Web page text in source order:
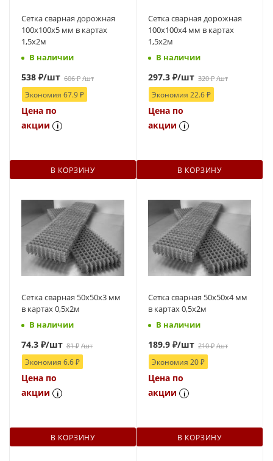
Сетка сварная дорожная
100х100х5 мм в картах
1,5х2м
В наличии
606₽ /шт
538 ₽/шт
Экономия 67.9₽
Цена по
акции
i
В КОРЗИНУ
Сетка сварная дорожная
100х100х4 мм в картах
1,5х2м
В наличии
320₽ /шт
297.3 ₽/шт
Экономия 22.6₽
Цена по
акции
i
В КОРЗИНУ
Сетка сварная 50х50х3 мм
в картах 0,5х2м
В наличии
81₽ /шт
74.3 ₽/шт
Экономия 6.6₽
Цена по
акции
i
В КОРЗИНУ
Сетка сварная 50х50х4 мм
в картах 0,5х2м
В наличии
210₽ /шт
189.9 ₽/шт
Экономия 20₽
Цена по
акции
i
В КОРЗИНУ